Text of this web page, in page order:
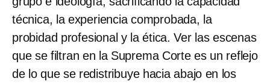
técnica, la experiencia comprobada, la
probidad profesional y la ética. Ver las escenas
que se filtran en la Suprema Corte es un reflejo
de lo que se redistribuye hacia abajo en los